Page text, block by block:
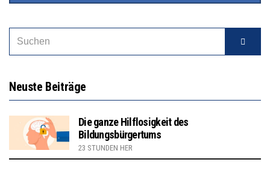
Neuste Beiträge
Die ganze Hilflosigkeit des
Bildungsbürgertums
23 STUNDEN HER